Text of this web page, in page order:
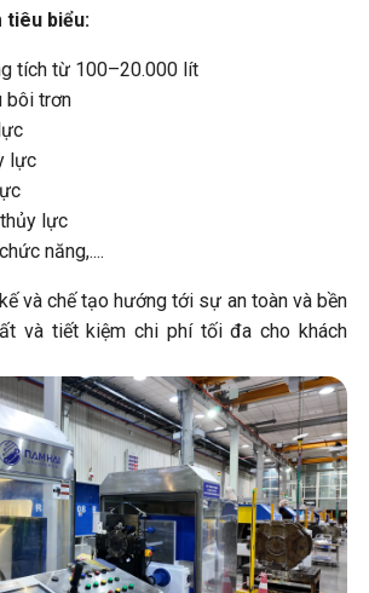
tiêu biểu:
tích từ 100–20.000 lít
bôi trơn
lực
lực
năng,....
và chế tạo hướng tới sự an toàn và bền
và tiết kiệm chi phí tối đa cho khách